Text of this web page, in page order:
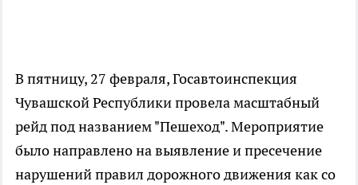
В пятницу, 27 февраля, Госавтоинспекция
Чувашской Республики провела масштабный
рейд под названием "Пешеход". Мероприятие
было направлено на выявление и пресечение
нарушений правил дорожного движения как со